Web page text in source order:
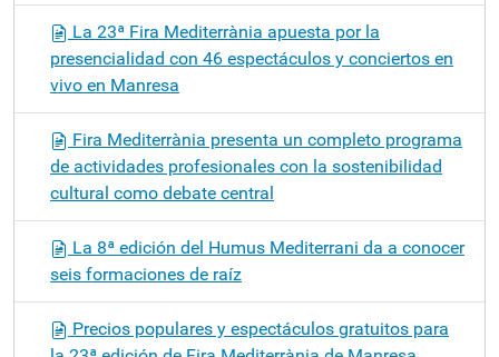
La 23ª Fira Mediterrània apuesta por la
presencialidad con 46 espectáculos y conciertos en
vivo en Manresa
Fira Mediterrània presenta un completo programa
de actividades profesionales con la sostenibilidad
cultural como debate central
La 8ª edición del Humus Mediterrani da a conocer
seis formaciones de raíz
Precios populares y espectáculos gratuitos para